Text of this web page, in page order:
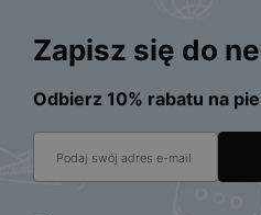
Zapisz się do
Odbierz 10% rabatu na